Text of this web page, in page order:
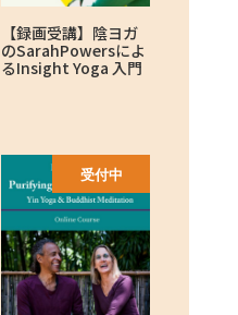
【録画受講】陰ヨガ
のSarahPowersによ
るInsight Yoga 入門
受付中